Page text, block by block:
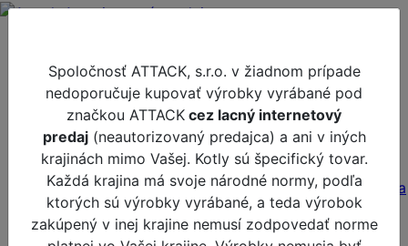
Novinky
Akcie
Odporúčame
Pelety
Tepelné čerpadla a príslušenstvo
MONOBLOK: vonkajšia - vnútorna jednotka
Príslušenstvo pre tepelné čerpadlá
Zásobníky TÚV pre tepelné čerpadlá
Spoločnosť ATTACK, s.r.o. v žiadnom prípade
nedoporučuje kupovať výrobky vyrábané pod
značkou ATTACK cez lacný internetový
predaj(neautorizovaný predajca) a ani v iných
krajinách mimo Vašej. Kotly sú špecifický tovar.
Každá krajina má svoje národné normy, podľa
ktorých sú výrobky vyrábané, a teda výrobok
zakúpený v inej krajine nemusí zodpovedať norme